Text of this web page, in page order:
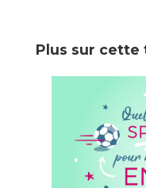
Plus sur cette